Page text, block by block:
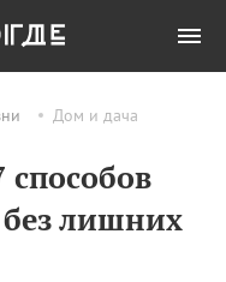
Дом и дача
лишних